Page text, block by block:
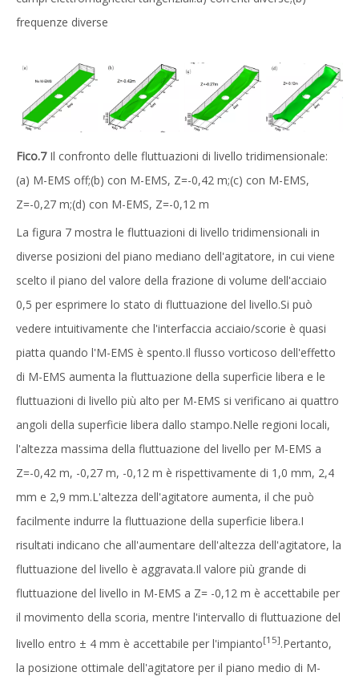
frequenze diverse
Fico.7 Il confronto delle fluttuazioni di livello tridimensionale:
(a) M-EMS off;(b) con M-EMS, Z=-0,42 m;(c) con M-EMS,
Z=-0,27 m;(d) con M-EMS, Z=-0,12 m
La figura 7 mostra le fluttuazioni di livello tridimensionali in
diverse posizioni del piano mediano dell'agitatore, in cui viene
scelto il piano del valore della frazione di volume dell'acciaio
0,5 per esprimere lo stato di fluttuazione del livello.Si può
vedere intuitivamente che l'interfaccia acciaio/scorie è quasi
piatta quando l'M-EMS è spento.Il flusso vorticoso dell'effetto
di M-EMS aumenta la fluttuazione della superficie libera e le
fluttuazioni di livello più alto per M-EMS si verificano ai quattro
angoli della superficie libera dallo stampo.Nelle regioni locali,
l'altezza massima della fluttuazione del livello per M-EMS a
Z=-0,42 m, -0,27 m, -0,12 m è rispettivamente di 1,0 mm, 2,4
mm e 2,9 mm.L'altezza dell'agitatore aumenta, il che può
facilmente indurre la fluttuazione della superficie libera.I
risultati indicano che all'aumentare dell'altezza dell'agitatore, la
fluttuazione del livello è aggravata.Il valore più grande di
fluttuazione del livello in M-EMS a Z= -0,12 m è accettabile per
il movimento della scoria, mentre l'intervallo di fluttuazione del
livello entro ± 4 mm è accettabile per l'impianto[15].Pertanto,
la posizione ottimale dell'agitatore per il piano medio di M-